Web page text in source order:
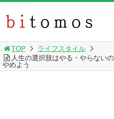
TOP
ライフスタイル
人生の選択肢はやる・やらない
やめよう